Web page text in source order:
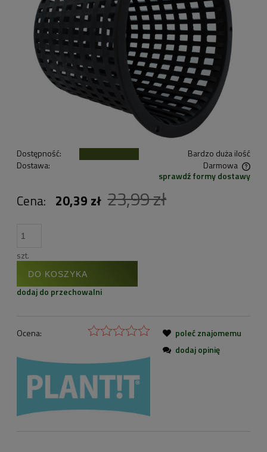
Dostępność:
Bardzo duża ilość
Dostawa:
Darmowa
Cena nie zawiera ewentualnych kosztów płatnościsprawdź formy dostawy
Cena: 20,39 zł 23,99 zł
szt.
DO KOSZYKA
dodaj do przechowalni
Ocena:
poleć znajomemu
dodaj opinię